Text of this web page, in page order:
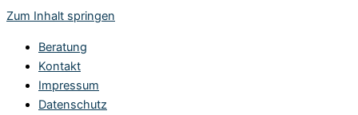
Zum Inhalt springen
Beratung
Kontakt
Impressum
Datenschutz